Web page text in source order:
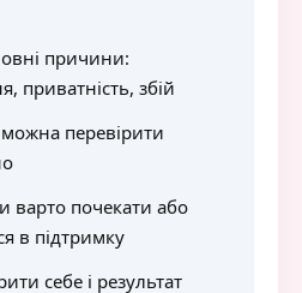
причини:
приватність, збій
перевірити
варто почекати або
в підтримку
себе і результат